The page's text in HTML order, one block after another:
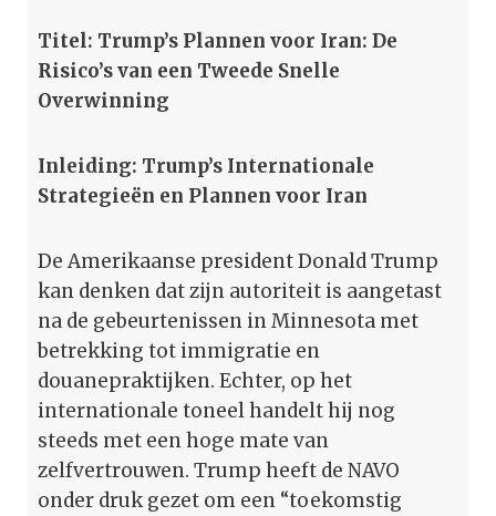
Titel: Trump’s Plannen voor Iran: De
Risico’s van een Tweede Snelle
Overwinning
Inleiding: Trump’s Internationale
Strategieën en Plannen voor Iran
De Amerikaanse president Donald Trump
kan denken dat zijn autoriteit is aangetast
na de gebeurtenissen in Minnesota met
betrekking tot immigratie en
douanepraktijken. Echter, op het
internationale toneel handelt hij nog
steeds met een hoge mate van
zelfvertrouwen. Trump heeft de NAVO
onder druk gezet om een “toekomstig